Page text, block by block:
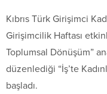
Kıbrıs Türk Girişimci
Girişimcilik Haftası
Toplumsal Dönüşüm”
düzenlediği “İş’te
başladı.